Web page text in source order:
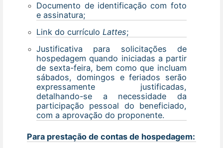
Documento de identificação com foto
e assinatura;
Link do currículo Lattes;
Justificativa para solicitações de
hospedagem quando iniciadas a partir
de sexta-feira, bem como que incluam
sábados, domingos e feriados serão
expressamente justificadas,
detalhando-se a necessidade da
participação pessoal do beneficiado,
com a aprovação do proponente.
Para prestação de contas de hospedagem: